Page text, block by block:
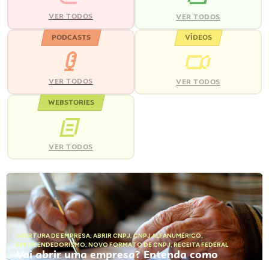
VER TODOS VER TODOS
PODCASTS
VER TODOS
VÍDEOS
VER TODOS
WEBSTORIES
VER TODOS
ABERTURA DE EMPRESA, ABRIR CNPJ,CNPJ ALFANUMÉRICO,
EMPREENDEDORISMO, NOVO FORMATO DE CNPJ,RECEITA FEDERAL
Vai abrir uma empresa? Entenda como